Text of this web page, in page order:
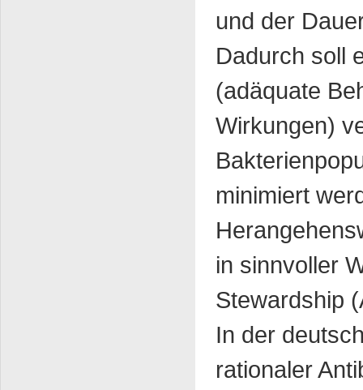
und der
Dadurch soll
(adäquate
Wirkungen)
minimiert
in sinnvoller
Stewardship
In der
rationaler